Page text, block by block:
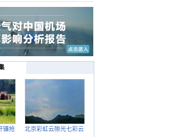
镰抢 北京彩虹云隙光七彩云